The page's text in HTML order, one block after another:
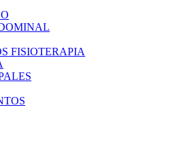
FISIOTERAPIA